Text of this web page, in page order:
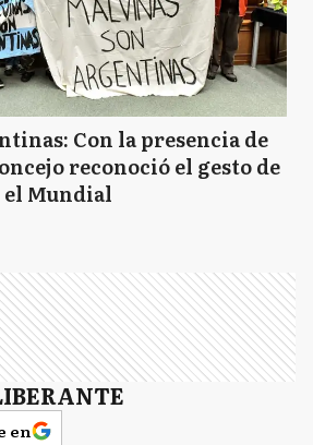
Con la presencia de
reconoció el gesto de
el Mundial
en